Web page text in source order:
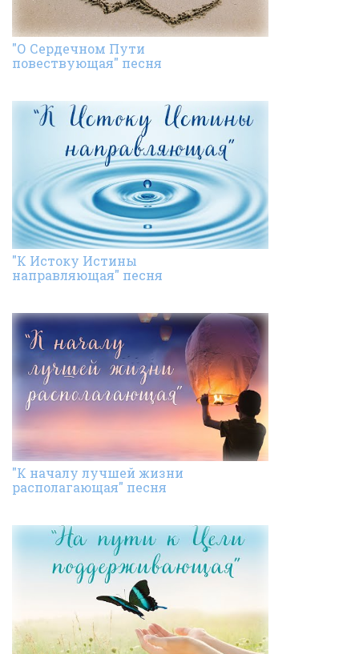
"О Сердечном Пути
повествующая" песня
"К Истоку Истины
направляющая" песня
"К началу лучшей жизни
располагающая" песня